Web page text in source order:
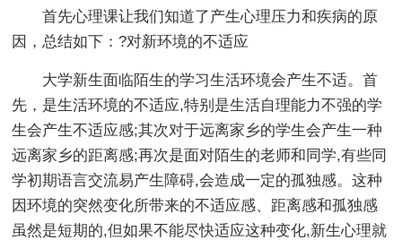
首先心理课让我们知道了产生心理压力和疾病的原
因，总结如下：?对新环境的不适应
大学新生面临陌生的学习生活环境会产生不适。首
先，是生活环境的不适应,特别是生活自理能力不强的学
生会产生不适应感;其次对于远离家乡的学生会产生一种
远离家乡的距离感;再次是面对陌生的老师和同学,有些同
学初期语言交流易产生障碍,会造成一定的孤独感。这种
因环境的突然变化所带来的不适应感、距离感和孤独感
虽然是短期的,但如果不能尽快适应这种变化,新生心理就